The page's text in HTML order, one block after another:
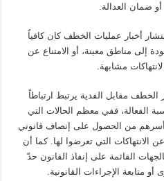
أو ضمان العدالة.
أخبار عمليات الخطف كان كافياً
إلى مناطق معينة، أو الامتناع عن
مشابهة.
مقابل الفدية يرتبط ارتباطاً
الفعالة، ففي معظم الحالات التي
أسرهم من الحصول على إنصاف قانوني
التي تعرضوا لها. كما أن
القائمة على إنفاذ القانون حدّ
متابعة الإجراءات القانونية.